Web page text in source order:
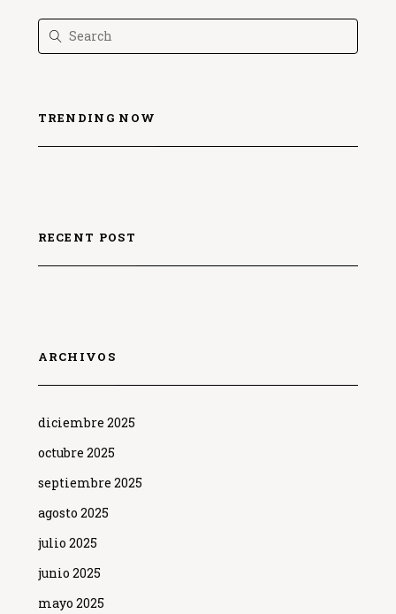
TRENDING NOW
RECENT POST
ARCHIVOS
diciembre 2025
octubre 2025
septiembre 2025
agosto 2025
julio 2025
junio 2025
mayo 2025